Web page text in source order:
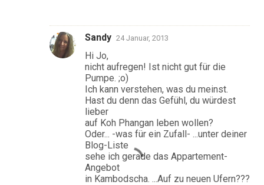
Sandy 24 Januar, 2013
Hi Jo,
nicht aufregen! Ist nicht gut für die
Pumpe. ;o)
Ich kann verstehen, was du meinst.
Hast du denn das Gefühl, du würdest
lieber
auf Koh Phangan leben wollen?
Oder... -was für ein Zufall- ...unter deiner
Blog-Liste
sehe ich gerade das Appartement-
Angebot
in Kambodscha. ...Auf zu neuen Ufern???